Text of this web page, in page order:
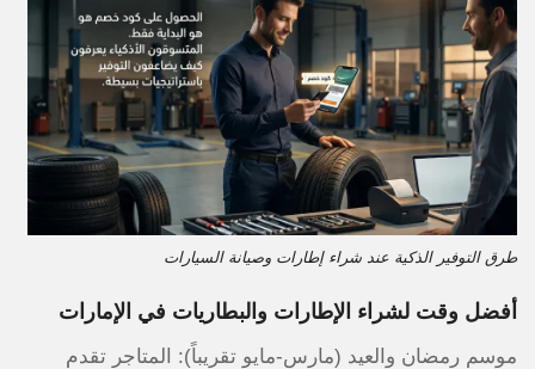
طرق التوفير الذكية عند شراء إطارات وصيانة السيارات
أفضل وقت لشراء الإطارات والبطاريات في الإمارات
موسم رمضان والعيد (مارس-مايو تقريباً): المتاجر تقدم